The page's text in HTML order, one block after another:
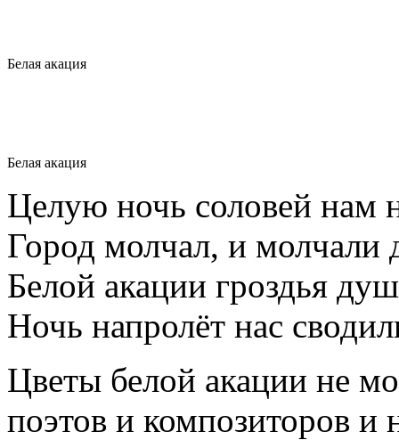
Белая акация
Белая акация
Целую ночь соловей нам
Город молчал, и молчали
Белой акации гроздья
Ночь напролёт нас
Цветы белой акации не
поэтов и композиторов